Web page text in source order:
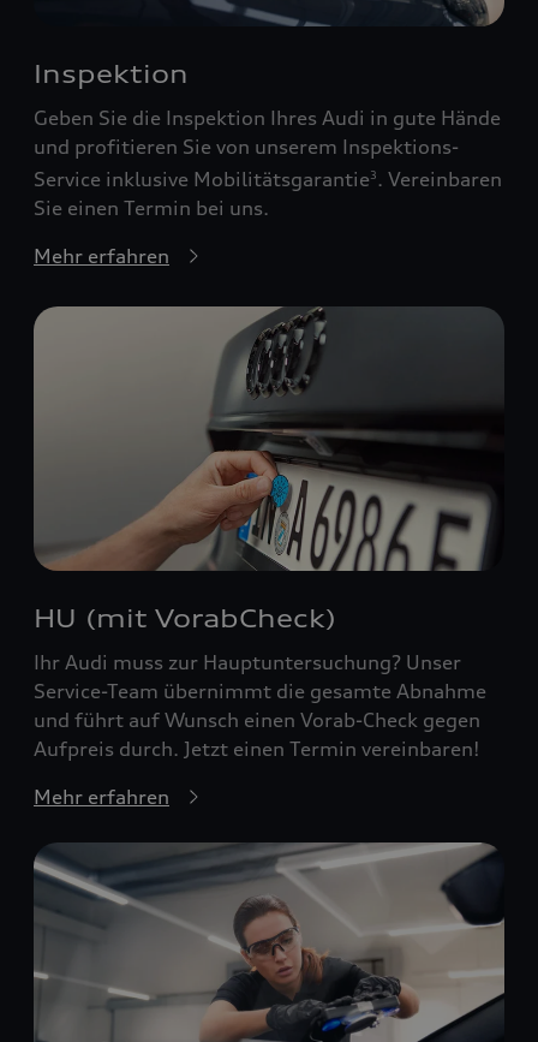
Inspektion
Geben Sie die Inspektion Ihres Audi in gute Hände
und profitieren Sie von unserem Inspektions-
Service inklusive Mobilitätsgarantie3 . Vereinbaren
Sie einen Termin bei uns.
Mehr erfahren
HU (mit VorabCheck)
Ihr Audi muss zur Hauptuntersuchung? Unser
Service-Team übernimmt die gesamte Abnahme
und führt auf Wunsch einen Vorab-Check gegen
Aufpreis durch. Jetzt einen Termin vereinbaren!
Mehr erfahren